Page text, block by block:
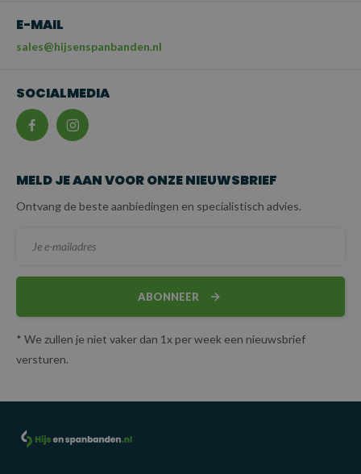
E-MAIL
sales@hijsenspanbanden.nl
SOCIALMEDIA
MELD JE AAN VOOR ONZE NIEUWSBRIEF
Ontvang de beste aanbiedingen en specialistisch advies.
ABONNEER
* We zullen je niet vaker dan 1x per week een nieuwsbrief
versturen.